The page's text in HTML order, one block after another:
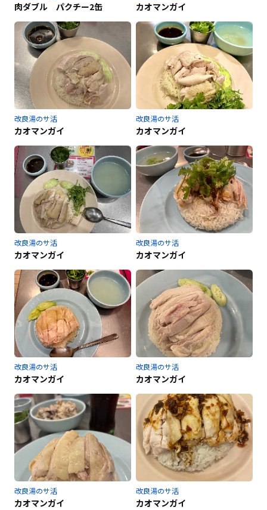
肉ダブル パクチー2缶 カオマンガイ
改良湯のサ活
カオマンガイ
改良湯のサ活
カオマンガイ
改良湯のサ活
カオマンガイ
改良湯のサ活
カオマンガイ
改良湯のサ活
カオマンガイ
改良湯のサ活
カオマンガイ
改良湯のサ活
カオマンガイ
改良湯のサ活
カオマンガイ